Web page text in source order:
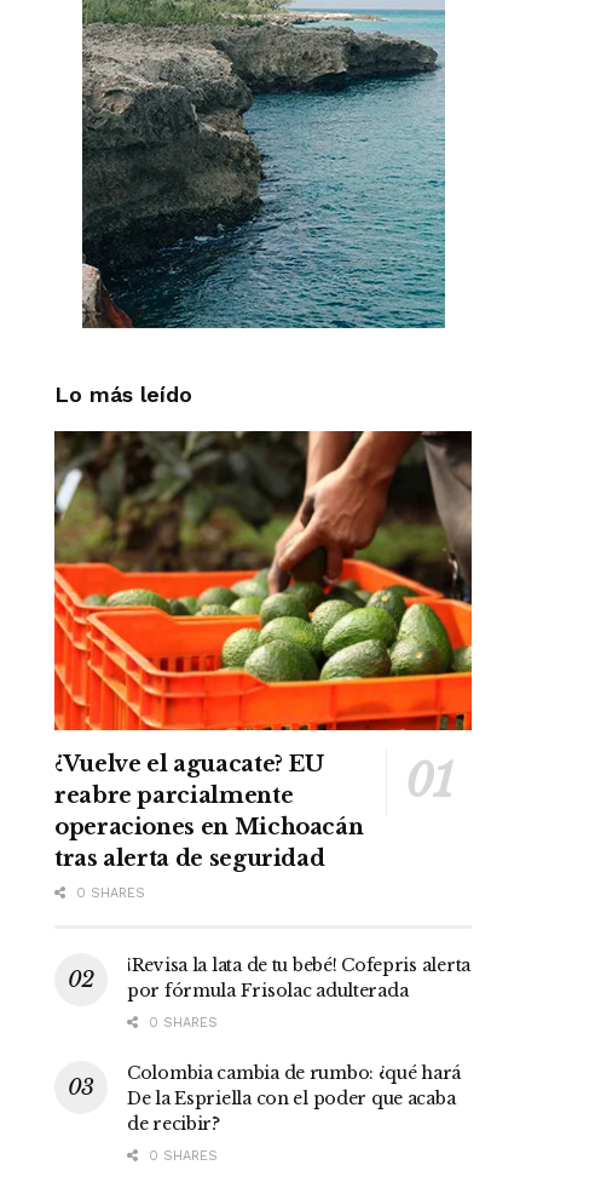
Lo más leído
¿Vuelve el aguacate? EU
reabre parcialmente
operaciones en Michoacán
tras alerta de seguridad
0 SHARES
¡Revisa la lata de tu bebé! Cofepris alerta
por fórmula Frisolac adulterada
0 SHARES
Colombia cambia de rumbo: ¿qué hará
De la Espriella con el poder que acaba
de recibir?
0 SHARES